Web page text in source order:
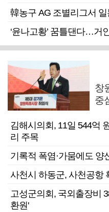
韓농구 AG 조별리그서
‘윤나고황’ 꿈틀댄다…거
창
중
김해시의회, 11일 544억
리 주목
기록적 폭염·가뭄에도 양
사천시 하동군, 사천공항
고성군의회, 국외출장비
환원'